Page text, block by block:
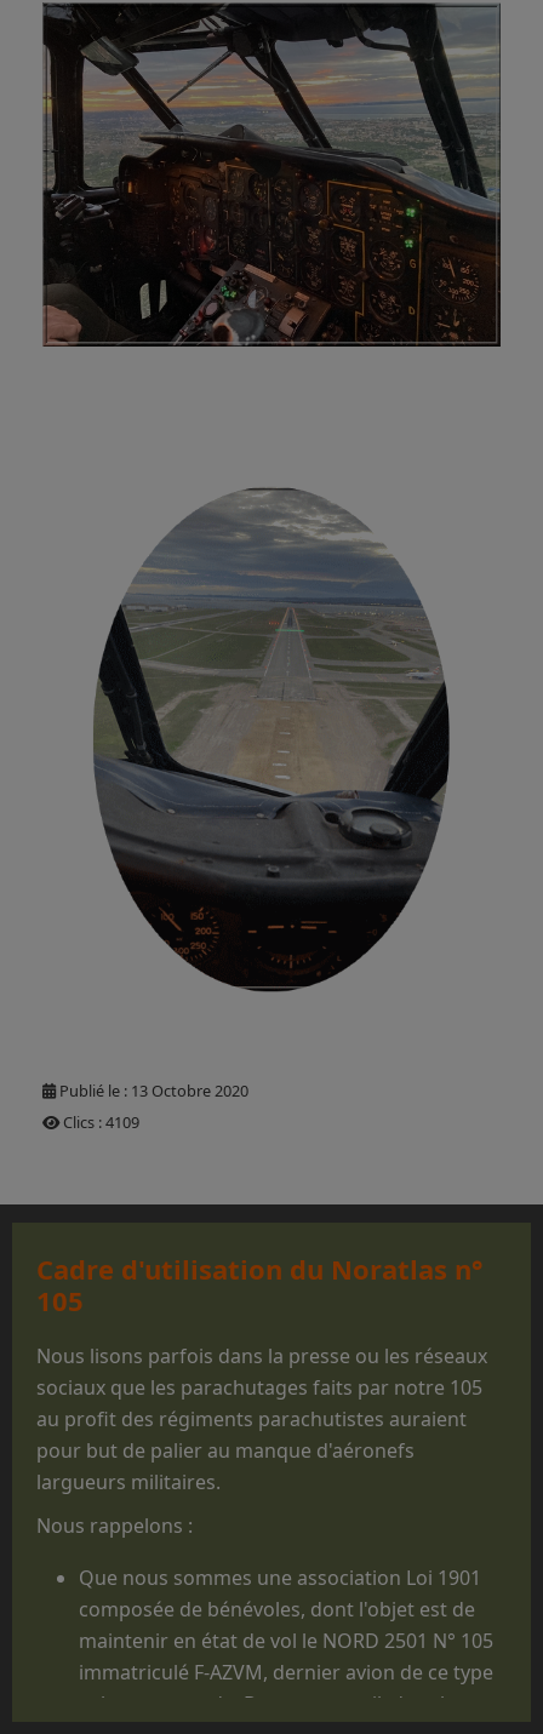
Publié le : 13 Octobre 2020
Clics : 4109
Cadre d'utilisation du Noratlas n°
105
Nous lisons parfois dans la presse ou les réseaux
sociaux que les parachutages faits par notre 105
au profit des régiments parachutistes auraient
pour but de palier au manque d'aéronefs
largueurs militaires.
Nous rappelons :
Que nous sommes une association Loi 1901
composée de bénévoles, dont l'objet est de
maintenir en état de vol le NORD 2501 N° 105
immatriculé F-AZVM, dernier avion de ce type
volant au monde. De cet appareil, dont la